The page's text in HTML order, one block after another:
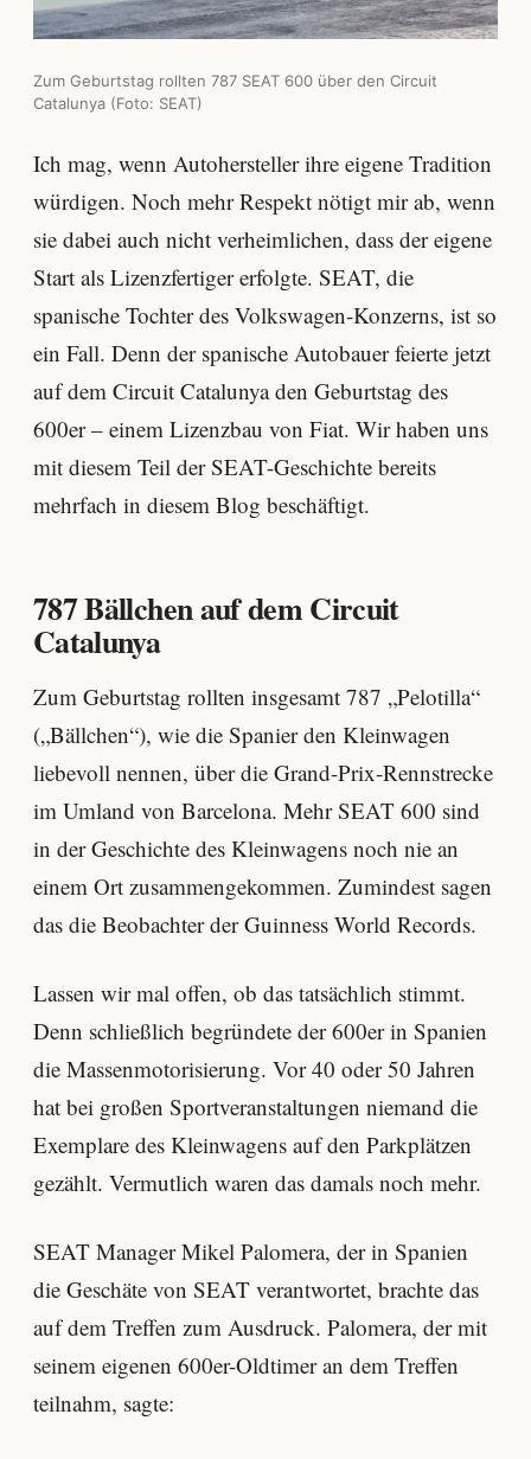
Zum Geburtstag rollten 787 SEAT 600 über den Circuit
Catalunya (Foto: SEAT)
Ich mag, wenn Autohersteller ihre eigene Tradition
würdigen. Noch mehr Respekt nötigt mir ab, wenn
sie dabei auch nicht verheimlichen, dass der eigene
Start als Lizenzfertiger erfolgte. SEAT, die
spanische Tochter des Volkswagen-Konzerns, ist so
ein Fall. Denn der spanische Autobauer feierte jetzt
auf dem Circuit Catalunya den Geburtstag des
600er – einem Lizenzbau von Fiat. Wir haben uns
mit diesem Teil der SEAT-Geschichte bereits
mehrfach in diesem Blog beschäftigt.
787 Bällchen auf dem Circuit
Catalunya
Zum Geburtstag rollten insgesamt 787 „Pelotilla“
(„Bällchen“), wie die Spanier den Kleinwagen
liebevoll nennen, über die Grand-Prix-Rennstrecke
im Umland von Barcelona. Mehr SEAT 600 sind
in der Geschichte des Kleinwagens noch nie an
einem Ort zusammengekommen. Zumindest sagen
das die Beobachter der Guinness World Records.
Lassen wir mal offen, ob das tatsächlich stimmt.
Denn schließlich begründete der 600er in Spanien
die Massenmotorisierung. Vor 40 oder 50 Jahren
hat bei großen Sportveranstaltungen niemand die
Exemplare des Kleinwagens auf den Parkplätzen
gezählt. Vermutlich waren das damals noch mehr.
SEAT Manager Mikel Palomera, der in Spanien
die Geschäte von SEAT verantwortet, brachte das
auf dem Treffen zum Ausdruck. Palomera, der mit
seinem eigenen 600er-Oldtimer an dem Treffen
teilnahm, sagte: